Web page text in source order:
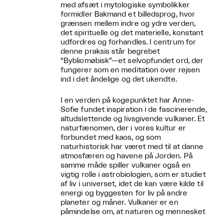
med afsæt i mytologiske symbolikker
formidler Bakmand et billedsprog, hvor
grænsen mellem indre og ydre verden,
det spirituelle og det materielle, konstant
udfordres og forhandles. I centrum for
denne praksis står begrebet
“Bybliomøbisk”—et selvopfundet ord, der
fungerer som en meditation over rejsen
ind i det åndelige og det ukendte.
I en verden på kogepunktet har Anne-
Sofie fundet inspiration i de fascinerende,
altudslettende og livsgivende vulkaner. Et
naturfænomen, der i vores kultur er
forbundet med kaos, og som
naturhistorisk har været med til at danne
atmosfæren og havene på Jorden. På
samme måde spiller vulkaner også en
vigtig rolle i astrobiologien, som er studiet
af liv i universet, idet de kan være kilde til
energi og byggesten for liv på andre
planeter og måner. Vulkaner er en
påmindelse om, at naturen og mennesket